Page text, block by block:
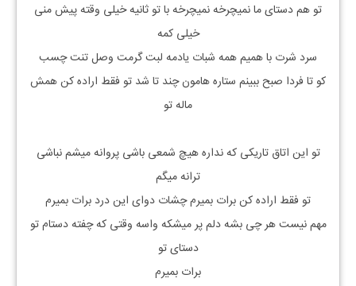
تو هم دستای ما نمیچرخه نمیچرخه با تو ثانیه خیلی وقته پیش منی
خیلی کمه
سرد شرت با همیم همه شبات یادمه لبت گرمت وصل تنت چسب
کو تا فردا صبح ببینم ستاره هامون چند تا شد تو فقط اراده کن همش
ماله تو
تو این اتاق تاریکی که نداره هیچ شمعی باشی پروانه میشم نباشی
ترانه میگم
تو فقط اراده کن برات بمیرم چشات دوای این درد برات بمیرم
مهم نیست هر چی بشه دلم پر میشکه واسه وقتی که چفته دستام تو
دستای تو
برات بمیرم